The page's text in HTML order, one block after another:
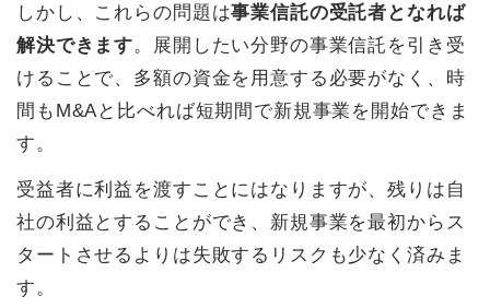
しかし、これらの問題は事業信託の受託者となれば
解決できます。展開したい分野の事業信託を引き受
けることで、多額の資金を用意する必要がなく、時
間もM&Aと比べれば短期間で新規事業を開始できま
す。
受益者に利益を渡すことにはなりますが、残りは自
社の利益とすることができ、新規事業を最初からス
タートさせるよりは失敗するリスクも少なく済みま
す。